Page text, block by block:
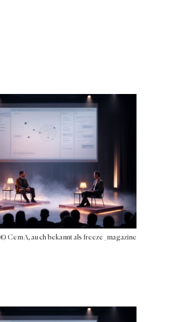
© Cem A, auch bekannt als freeze_magazine